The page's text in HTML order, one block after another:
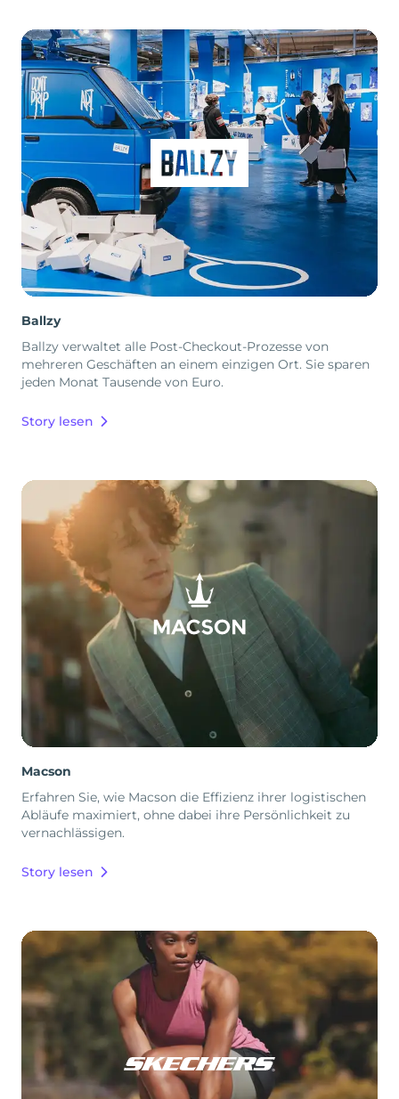
Ballzy
Ballzy verwaltet alle Post-Checkout-Prozesse von
mehreren Geschäften an einem einzigen Ort. Sie sparen
jeden Monat Tausende von Euro.
Story lesen
Macson
Erfahren Sie, wie Macson die Effizienz ihrer logistischen
Abläufe maximiert, ohne dabei ihre Persönlichkeit zu
vernachlässigen.
Story lesen